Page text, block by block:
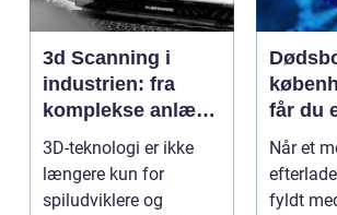
3d Scanning i
industrien: fra
komplekse anlæg
til præcise
beslutninger
3D-teknologi er ikke
længere kun for
spiludviklere og
får du
forløb
Når et
fyldt